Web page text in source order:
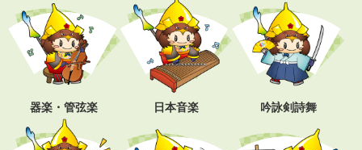
器楽・管弦楽 日本音楽 吟詠剣詩舞